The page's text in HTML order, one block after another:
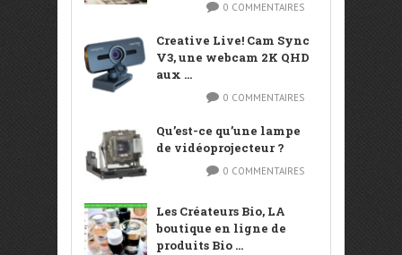
0 COMMENTAIRES
Creative Live! Cam Sync
V3, une webcam 2K QHD
aux ...
0 COMMENTAIRES
Qu’est-ce qu’une lampe
de vidéoprojecteur ?
0 COMMENTAIRES
Les Créateurs Bio, LA
boutique en ligne de
produits Bio ...